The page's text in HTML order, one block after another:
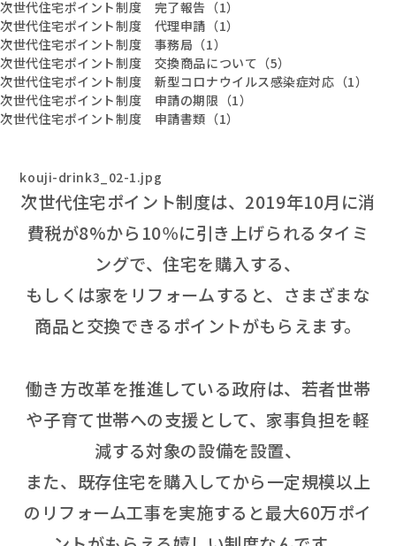
次世代住宅ポイント制度 完了報告（1）
次世代住宅ポイント制度 代理申請（1）
次世代住宅ポイント制度 事務局（1）
次世代住宅ポイント制度 交換商品について（5）
次世代住宅ポイント制度 新型コロナウイルス感染症対応（1）
次世代住宅ポイント制度 申請の期限（1）
次世代住宅ポイント制度 申請書類（1）
kouji-drink3_02-1.jpg
次世代住宅ポイント制度は、2019年10月に消
費税が8%から10％に引き上げられるタイミ
ングで、住宅を購入する、
もしくは家をリフォームすると、さまざまな
商品と交換できるポイントがもらえます。
働き方改革を推進している政府は、若者世帯
や子育て世帯への支援として、家事負担を軽
減する対象の設備を設置、
また、既存住宅を購入してから一定規模以上
のリフォーム工事を実施すると最大60万ポイ